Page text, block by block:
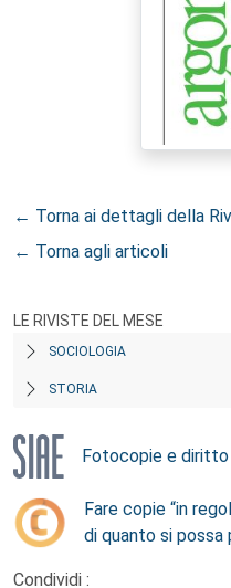
← Torna ai dettagli della
← Torna agli articoli
LE RIVISTE DEL MESE
SOCIOLOGIA
STORIA
Fotocopie e diritto
Fare copie “in
di quanto si possa
Condividi :